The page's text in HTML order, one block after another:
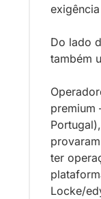
Do lado
também
premium
ter
Locke/